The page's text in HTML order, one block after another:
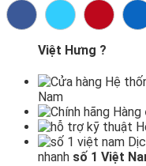
Việt Hưng ?
Hệ
Nam
Hàng
nhanh số 1 Việt